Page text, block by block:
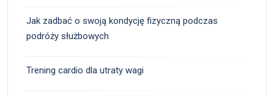
Jak zadbać o swoją kondycję fizyczną podczas
podróży służbowych
Trening cardio dla utraty wagi